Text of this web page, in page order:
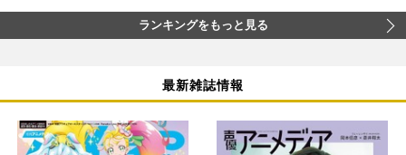
ランキングをもっと見る
最新雑誌情報